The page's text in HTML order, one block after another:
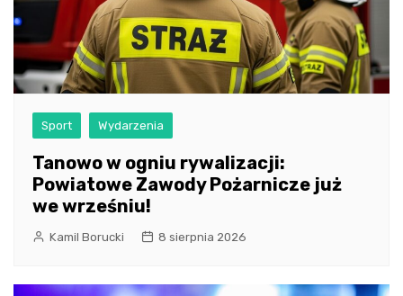
Sport Wydarzenia
Tanowo w ogniu rywalizacji:
Powiatowe Zawody Pożarnicze już
we wrześniu!
Kamil Borucki 8 sierpnia 2026